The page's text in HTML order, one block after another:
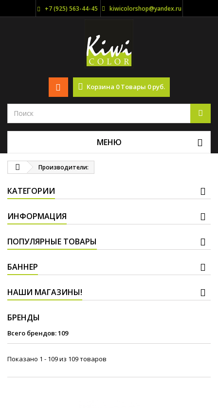
+7 (925) 563-44-45 kiwicolorshop@yandex.ru
Корзина 0 Товары 0 руб.
МЕНЮ
Производители:
КАТЕГОРИИ
ИНФОРМАЦИЯ
ПОПУЛЯРНЫЕ ТОВАРЫ
БАННЕР
НАШИ МАГАЗИНЫ!
БРЕНДЫ
Всего брендов: 109
Показано 1 - 109 из 109 товаров